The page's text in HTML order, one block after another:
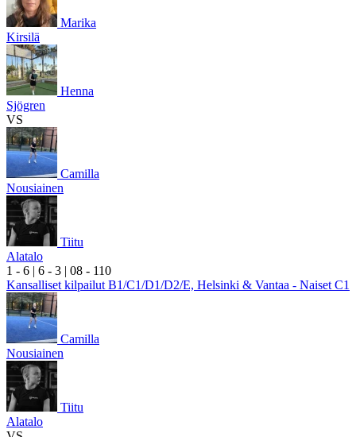
Marika
Kirsilä
Henna
Sjögren
VS
Camilla
Nousiainen
Tiitu
Alatalo
1 - 6 | 6 - 3 | 08 - 110
Kansalliset kilpailut B1/C1/D1/D2/E, Helsinki & Vantaa - Naiset C1
Camilla
Nousiainen
Tiitu
Alatalo